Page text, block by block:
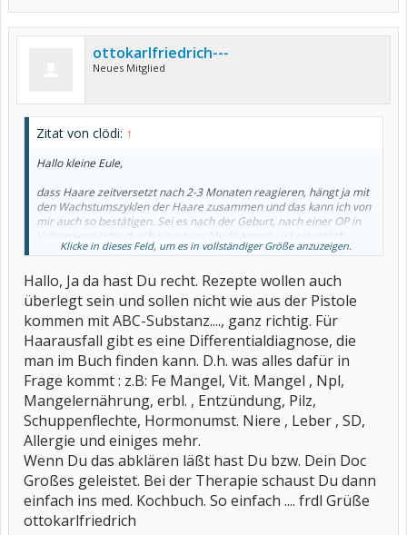
ottokarlfriedrich---
Neues Mitglied
Zitat von clödi: ↑
Hallo kleine Eule,
dass Haare zeitversetzt nach 2-3 Monaten reagieren, hängt ja mit
den Wachstumszyklen der Haare zusammen und das kann ich von
mir auch so bestätigen. Sei es nach der Geburt, nach einer OP in
Vollnarkose oder durch ein neues Medikament - ist eigentlich
immer gleich.
Die Frage ist doch: gab es so ein Ereignis bei dir oder ist es evtl.
erblich bedingter HA, der auch in Schüben verläuft? Oder hängt es
doch mit dem Rheuma zusammen? Welche Diagnose hat denn der
Hautarzt gestellt, wenn er dir Kortison und Östrogene gleichzeitig
verschreibt?
Ich behaupte mal: gar keine! Das sind nämlich meine Erfahrungen
zum Thema HA. Das Rezept für Biotin, Zink, oder irgendeine
Tinktur ist schon geschrieben, wenn du den HA gerade mal
ausgesprochen hast. Und deshalb hat bei mir auch noch nie
irgendwas dauerhaft geholfen. Es wäre auch reine Glückssache,
wenn du mich fragst.
Ich habe keine Kollagenose, sondern RA, reagiere aber seitdem auf
alles Mögliche mit HA. Und ich finde meine Frisur auch wirklich
nicht mehr brauchbar.
Deshalb wäre ich sehr froh, wenn hier der ultimative Tipp käme!
Wenn der HA anhält, sollte man die Schilddrüse und das
Ferritin/Eisen mal beim Hausarzt checken lassen. Beides mögliche
Klicke in dieses Feld, um es in vollständiger Größe anzuzeigen.
Hallo, Ja da hast Du recht. Rezepte wollen auch
überlegt sein und sollen nicht wie aus der Pistole
kommen mit ABC-Substanz...., ganz richtig. Für
Haarausfall gibt es eine Differentialdiagnose, die
man im Buch finden kann. D.h. was alles dafür in
Frage kommt : z.B: Fe Mangel, Vit. Mangel , Npl,
Mangelernährung, erbl. , Entzündung, Pilz,
Schuppenflechte, Hormonumst. Niere , Leber , SD,
Allergie und einiges mehr.
Wenn Du das abklären läßt hast Du bzw. Dein Doc
Großes geleistet. Bei der Therapie schaust Du dann
einfach ins med. Kochbuch. So einfach .... frdl Grüße
ottokarlfriedrich